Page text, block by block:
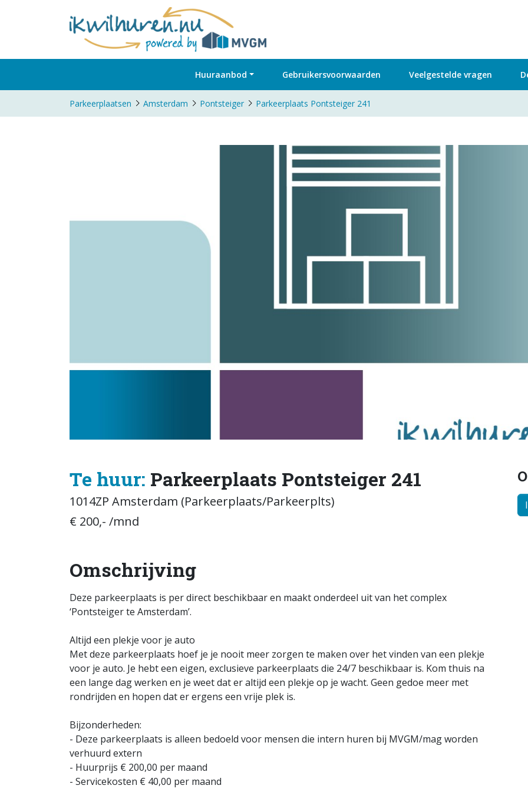
Huuraanbod Gebruikersvoorwaarden Veelgestelde vragen
Parkeerplaatsen Amsterdam Pontsteiger Parkeerplaats Pontsteiger 241
Te huur: Parkeerplaats Pontsteiger 241
1014ZP Amsterdam (Parkeerplaats/Parkeerplts)
€ 200,- /mnd
Omschrijving
Deze parkeerplaats is per direct beschikbaar en maakt onderdeel uit van het complex
‘Pontsteiger te Amsterdam’.
Altijd een plekje voor je auto
Met deze parkeerplaats hoef je je nooit meer zorgen te maken over het vinden van een plekje
voor je auto. Je hebt een eigen, exclusieve parkeerplaats die 24/7 beschikbaar is. Kom thuis na
een lange dag werken en je weet dat er altijd een plekje op je wacht. Geen gedoe meer met
rondrijden en hopen dat er ergens een vrije plek is.
Bijzonderheden:
- Deze parkeerplaats is alleen bedoeld voor mensen die intern huren bij MVGM/mag worden
verhuurd extern
- Huurprijs € 200,00 per maand
- Servicekosten € 40,00 per maand